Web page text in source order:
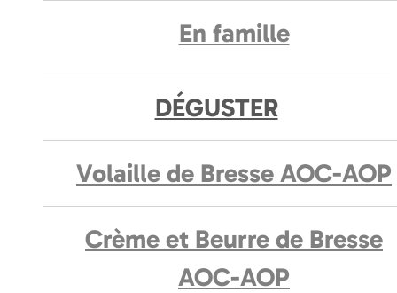
En famille
DÉGUSTER
Volaille de Bresse AOC-AOP
Crème et Beurre de Bresse
AOC-AOP